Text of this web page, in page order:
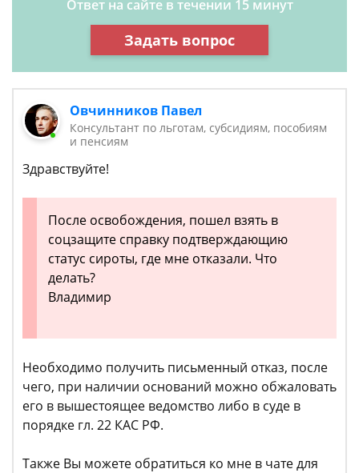
Ответ на сайте в течении 15 минут
Задать вопрос
Овчинников Павел
Консультант по льготам, субсидиям, пособиям
и пенсиям
Здравствуйте!
После освобождения, пошел взять в
соцзащите справку подтверждающию
статус сироты, где мне отказали. Что
делать?
Владимир
Необходимо получить письменный отказ, после
чего, при наличии оснований можно обжаловать
его в вышестоящее ведомство либо в суде в
порядке гл. 22 КАС РФ.
Также Вы можете обратиться ко мне в чате для